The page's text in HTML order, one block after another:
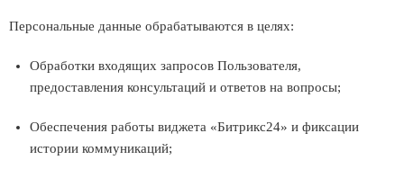
Персональные данные обрабатываются в целях:
Обработки входящих запросов Пользователя,
предоставления консультаций и ответов на вопросы;
Обеспечения работы виджета «Битрикс24» и фиксации
истории коммуникаций;